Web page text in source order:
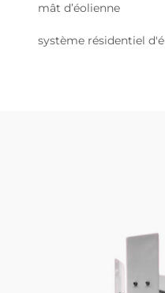
mât d’éolienne
système résidentiel